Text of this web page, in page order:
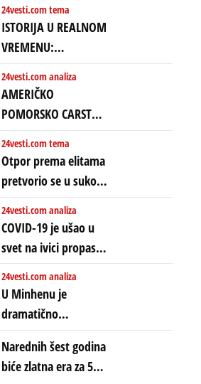
amandmanu
24vesti.com tema
ISTORIJA U REALNOM
VREMENU:
Predstojeći poraz
Amerike u Iranu
uvodi eru
energetskog haosa,
finansijskih
previranja i kolapsa
starog poretka
24vesti.com analiza
AMERIČKO
POMORSKO CARSTVO
PROTIV KINESKOG
KOPNENOG SVETA:
Rat u Iranu je rat za
globalne preferencije
24vesti.com tema
Otpor prema elitama
pretvorio se u sukob
između običnih ljudi:
ZAŠTO SE DEŠAVA
EKSTREMNA
POLARIZACIJA?
24vesti.com analiza
COVID-19 je ušao u
svet na ivici propasti,
ubio milione, ali je
spasao sistem
24vesti.com analiza
U Minhenu je
dramatično
proglašen „kraj jedne
ere“, ali sa
dvostrukom
Narednih šest godina
biće zlatna era za 5